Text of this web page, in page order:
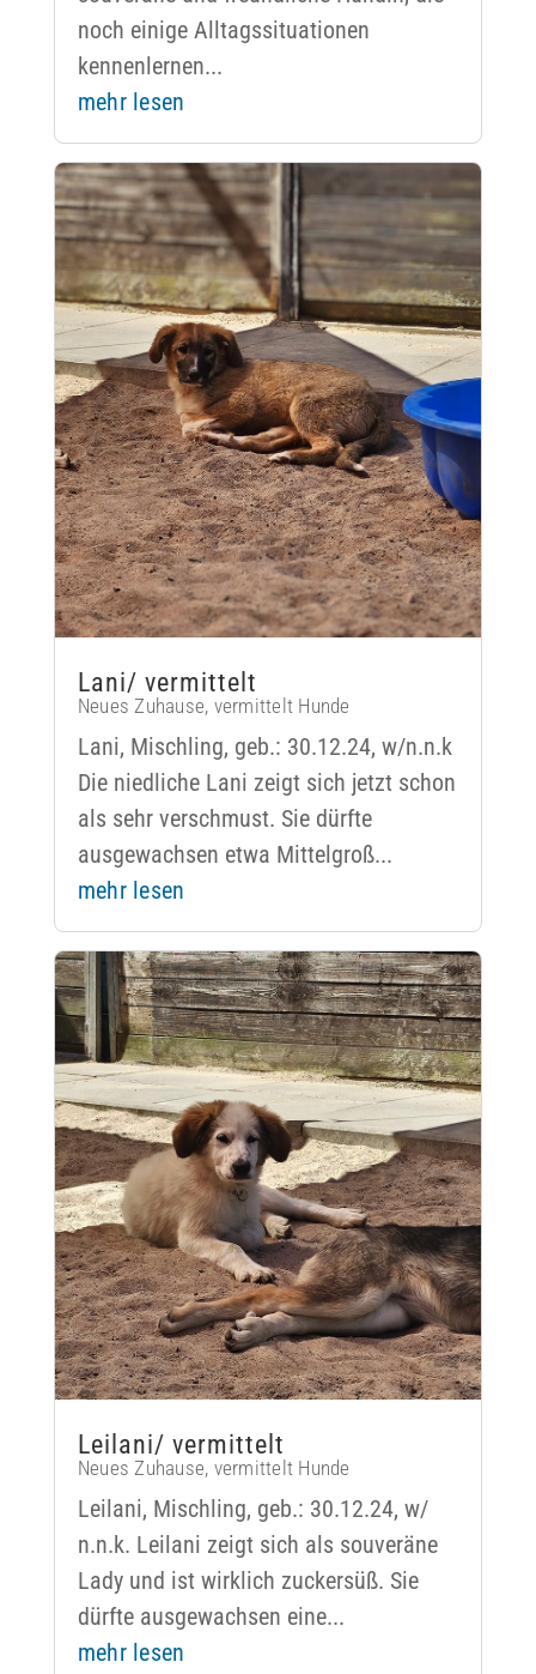
noch einige Alltagssituationen
kennenlernen...
mehr lesen
Lani/ vermittelt
Neues Zuhause, vermittelt Hunde
Lani, Mischling, geb.: 30.12.24, w/n.n.k
Die niedliche Lani zeigt sich jetzt schon
als sehr verschmust. Sie dürfte
ausgewachsen etwa Mittelgroß...
mehr lesen
Leilani/ vermittelt
Neues Zuhause, vermittelt Hunde
Leilani, Mischling, geb.: 30.12.24, w/
n.n.k. Leilani zeigt sich als souveräne
Lady und ist wirklich zuckersüß. Sie
dürfte ausgewachsen eine...
mehr lesen